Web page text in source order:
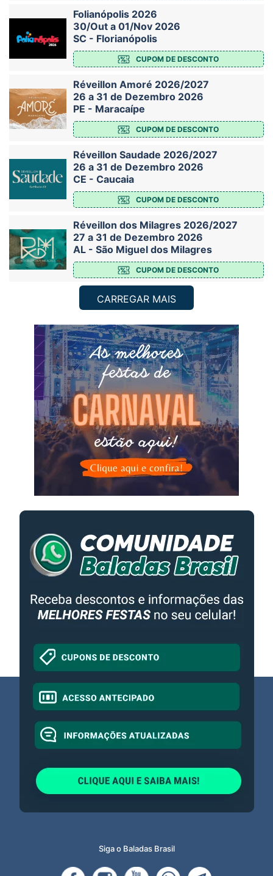
Folianópolis 2026
30/Out a 01/Nov 2026
SC - Florianópolis
CUPOM DE DESCONTO
Réveillon Amoré 2026/2027
26 a 31 de Dezembro 2026
PE - Maracaípe
CUPOM DE DESCONTO
Réveillon Saudade 2026/2027
26 a 31 de Dezembro 2026
CE - Caucaia
CUPOM DE DESCONTO
Réveillon dos Milagres 2026/2027
27 a 31 de Dezembro 2026
AL - São Miguel dos Milagres
CUPOM DE DESCONTO
CARREGAR MAIS
Siga o Baladas Brasil